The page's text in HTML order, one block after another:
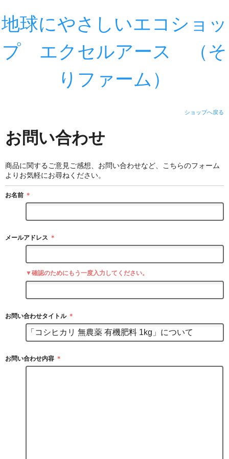
地球にやさしいエコショッ
プ エクセルアース （そ
りファーム）
ショップへ戻る
お問い合わせ
商品に関するご意見ご感想、お問い合わせなど、こちらのフォーム
よりお気軽にお尋ねください。
お名前 ＊
メールアドレス ＊
▼確認のためにもう一度入力してください。
お問い合わせタイトル ＊
お問い合わせ内容 ＊